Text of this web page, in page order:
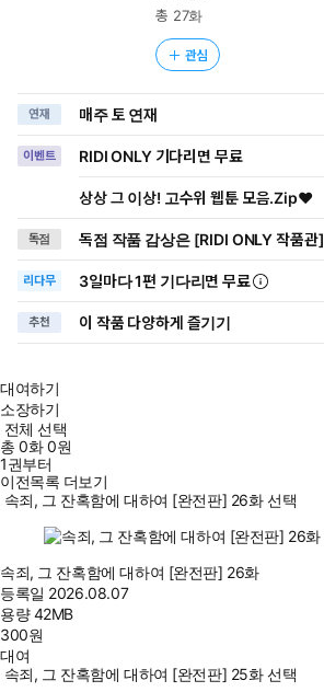
총 27화
관심
연재 매주 토 연재
이벤트 RIDI ONLY 기다리면 무료
상상 그 이상! 고수위 웹툰 모음.Zip♥
독점 독점 작품 감상은 [RIDI ONLY 작품관]
리다무 3일마다1편 기다리면 무료
추천 이 작품 다양하게 즐기기
대여하기
소장하기
전체 선택
총0화0원
1권부터
이전목록 더보기
속죄, 그 잔혹함에 대하여 [완전판] 26화 선택
속죄, 그 잔혹함에 대하여 [완전판] 26화
등록일 2026.08.07
용량42MB
300원
대여
속죄, 그 잔혹함에 대하여 [완전판] 25화 선택